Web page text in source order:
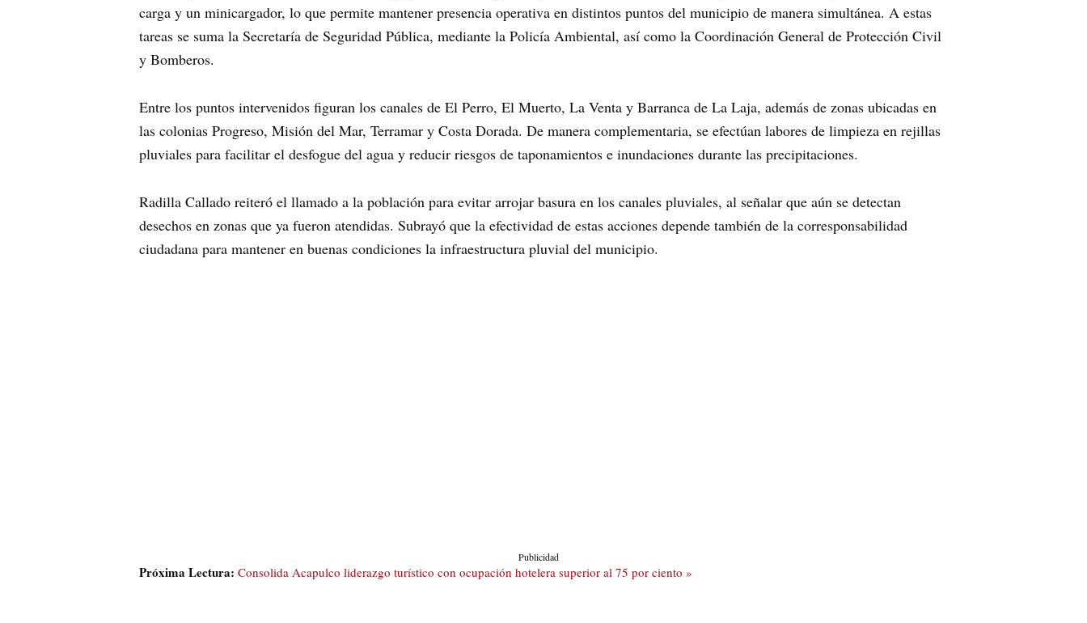
carga y un minicargador, lo que permite mantener presencia operativa en distintos puntos del municipio de manera simultánea. A estas
tareas se suma la Secretaría de Seguridad Pública, mediante la Policía Ambiental, así como la Coordinación General de Protección Civil
y Bomberos.
Entre los puntos intervenidos figuran los canales de El Perro, El Muerto, La Venta y Barranca de La Laja, además de zonas ubicadas en
las colonias Progreso, Misión del Mar, Terramar y Costa Dorada. De manera complementaria, se efectúan labores de limpieza en rejillas
pluviales para facilitar el desfogue del agua y reducir riesgos de taponamientos e inundaciones durante las precipitaciones.
Radilla Callado reiteró el llamado a la población para evitar arrojar basura en los canales pluviales, al señalar que aún se detectan
desechos en zonas que ya fueron atendidas. Subrayó que la efectividad de estas acciones depende también de la corresponsabilidad
ciudadana para mantener en buenas condiciones la infraestructura pluvial del municipio.
Publicidad
Próxima Lectura: Consolida Acapulco liderazgo turístico con ocupación hotelera superior al 75 por ciento »